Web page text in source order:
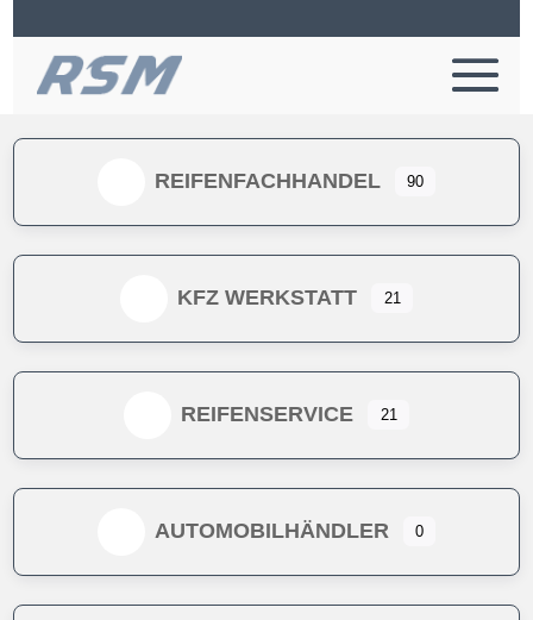
REIFENFACHHANDEL 90
KFZ WERKSTATT 21
REIFENSERVICE 21
AUTOMOBILHÄNDLER 0